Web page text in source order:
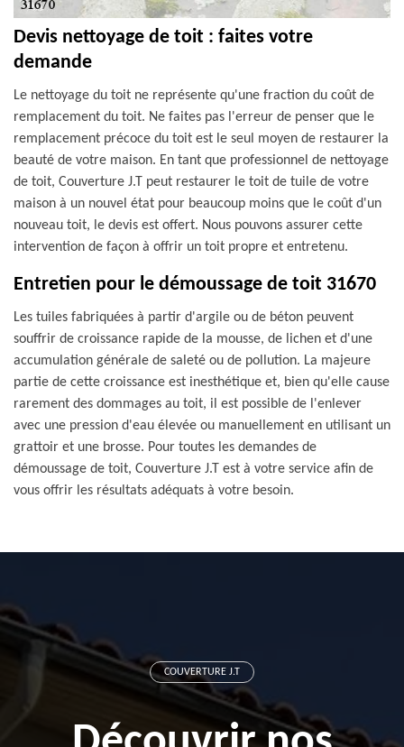
Devis nettoyage de toit : faites votre
demande
Le nettoyage du toit ne représente qu'une fraction du coût de
remplacement du toit. Ne faites pas l'erreur de penser que le
remplacement précoce du toit est le seul moyen de restaurer la
beauté de votre maison. En tant que professionnel de nettoyage
de toit, Couverture J.T peut restaurer le toit de tuile de votre
maison à un nouvel état pour beaucoup moins que le coût d'un
nouveau toit, le devis est offert. Nous pouvons assurer cette
intervention de façon à offrir un toit propre et entretenu.
Entretien pour le démoussage de toit 31670
Les tuiles fabriquées à partir d'argile ou de béton peuvent
souffrir de croissance rapide de la mousse, de lichen et d'une
accumulation générale de saleté ou de pollution. La majeure
partie de cette croissance est inesthétique et, bien qu'elle cause
rarement des dommages au toit, il est possible de l'enlever
avec une pression d'eau élevée ou manuellement en utilisant un
grattoir et une brosse. Pour toutes les demandes de
démoussage de toit, Couverture J.T est à votre service afin de
vous offrir les résultats adéquats à votre besoin.
COUVERTURE J.T